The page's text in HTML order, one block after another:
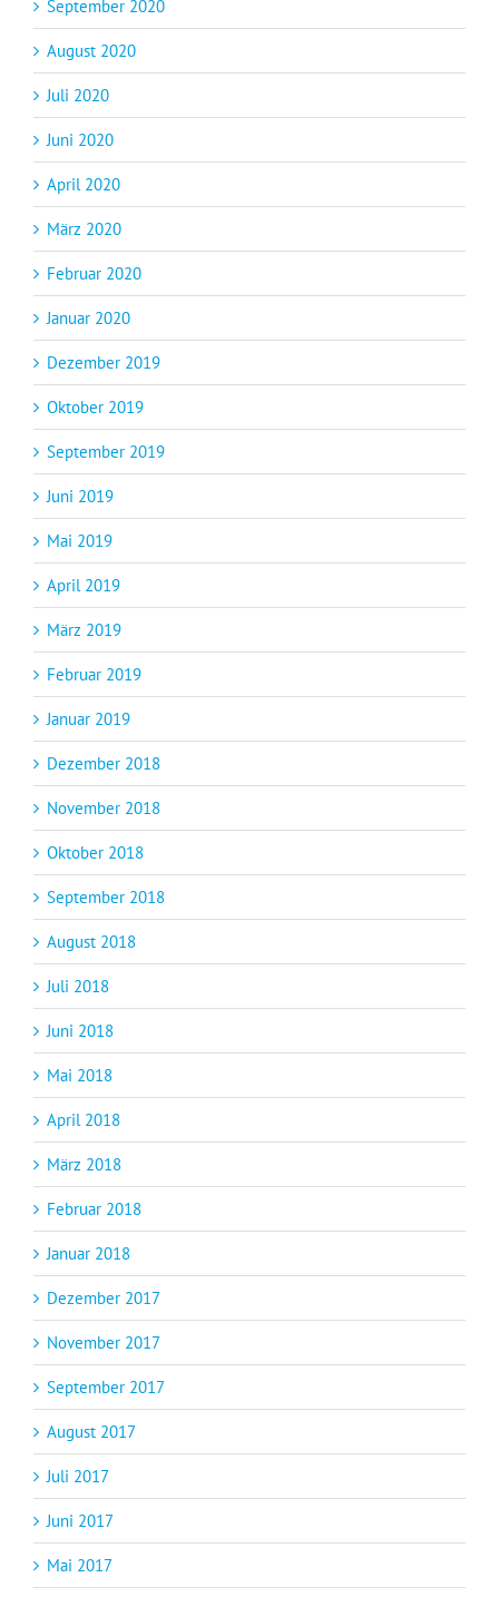
September 2020
August 2020
Juli 2020
Juni 2020
April 2020
März 2020
Februar 2020
Januar 2020
Dezember 2019
Oktober 2019
September 2019
Juni 2019
Mai 2019
April 2019
März 2019
Februar 2019
Januar 2019
Dezember 2018
November 2018
Oktober 2018
September 2018
August 2018
Juli 2018
Juni 2018
Mai 2018
April 2018
März 2018
Februar 2018
Januar 2018
Dezember 2017
November 2017
September 2017
August 2017
Juli 2017
Juni 2017
Mai 2017